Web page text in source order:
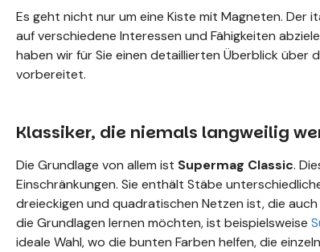
Es geht nicht nur um eine Kiste mit Magneten. Der
auf verschiedene Interessen und Fähigkeiten
haben wir für Sie einen detaillierten Überblick über
vorbereitet.
Klassiker, die niemals langweilig
Die Grundlage von allem ist Supermag Classic.
Einschränkungen. Sie enthält Stäbe
dreieckigen und quadratischen Netzen ist, die
die Grundlagen lernen möchten, ist beispielsweise
ideale Wahl, wo die bunten Farben helfen, die